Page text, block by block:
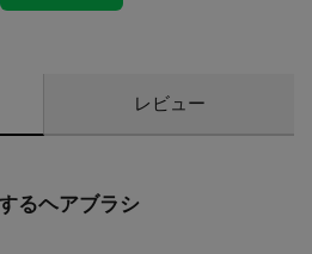
レビュー
るヘアブラシ